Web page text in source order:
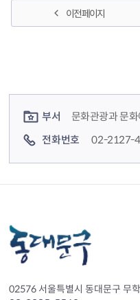
이전 페이지
부서
문화관광과 문
전화번호
02-2127-
02576 서울특별시 동대문구 무